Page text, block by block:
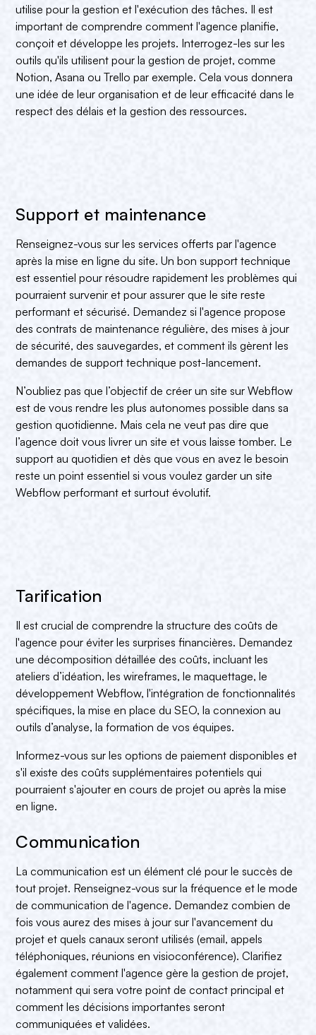
utilise pour la gestion et l'exécution des tâches. Il est
important de comprendre comment l'agence planifie,
conçoit et développe les projets. Interrogez-les sur les
outils qu'ils utilisent pour la gestion de projet, comme
Notion, Asana ou Trello par exemple. Cela vous donnera
une idée de leur organisation et de leur efficacité dans le
respect des délais et la gestion des ressources.
Support et maintenance
Renseignez-vous sur les services offerts par l'agence
après la mise en ligne du site. Un bon support technique
est essentiel pour résoudre rapidement les problèmes qui
pourraient survenir et pour assurer que le site reste
performant et sécurisé. Demandez si l'agence propose
des contrats de maintenance régulière, des mises à jour
de sécurité, des sauvegardes, et comment ils gèrent les
demandes de support technique post-lancement.
N’oubliez pas que l’objectif de créer un site sur Webflow
est de vous rendre les plus autonomes possible dans sa
gestion quotidienne. Mais cela ne veut pas dire que
l’agence doit vous livrer un site et vous laisse tomber. Le
support au quotidien et dès que vous en avez le besoin
reste un point essentiel si vous voulez garder un site
Webflow performant et surtout évolutif.
Tarification
Il est crucial de comprendre la structure des coûts de
l'agence pour éviter les surprises financières. Demandez
une décomposition détaillée des coûts, incluant les
ateliers d’idéation, les wireframes, le maquettage, le
développement Webflow, l'intégration de fonctionnalités
spécifiques, la mise en place du SEO, la connexion au
outils d’analyse, la formation de vos équipes.
Informez-vous sur les options de paiement disponibles et
s'il existe des coûts supplémentaires potentiels qui
pourraient s'ajouter en cours de projet ou après la mise
en ligne.
Communication
La communication est un élément clé pour le succès de
tout projet. Renseignez-vous sur la fréquence et le mode
de communication de l'agence. Demandez combien de
fois vous aurez des mises à jour sur l'avancement du
projet et quels canaux seront utilisés (email, appels
téléphoniques, réunions en visioconférence). Clarifiez
également comment l'agence gère la gestion de projet,
notamment qui sera votre point de contact principal et
comment les décisions importantes seront
communiquées et validées.